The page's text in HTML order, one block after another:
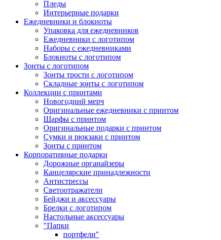
Пледы
Интерьерные подарки
Ежедневники и блокноты
Упаковка для ежедневников
Ежедневники с логотипом
Наборы с ежедневниками
Блокноты с логотипом
Зонты с логотипом
Зонты трости с логотипом
Складные зонты с логотипом
Коллекции с принтами
Новогодний мерч
Оригинальные ежедневники с принтом
Шарфы с принтом
Оригинальные подарки с принтом
Сумки и рюкзаки с принтом
Зонты с принтом
Корпоративные подарки
Дорожные органайзеры
Канцелярские принадлежности
Антистрессы
Светоотражатели
Бейджи и аксессуары
Брелки с логотипом
Настольные аксессуары
"Папки
портфели"